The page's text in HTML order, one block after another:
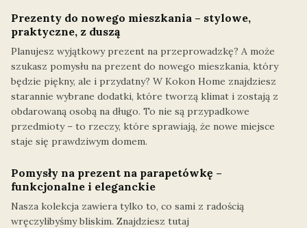
Prezenty do nowego mieszkania – stylowe,
praktyczne, z duszą
Planujesz wyjątkowy prezent na przeprowadzkę? A może
szukasz pomysłu na prezent do nowego mieszkania, który
będzie piękny, ale i przydatny? W Kokon Home znajdziesz
starannie wybrane dodatki, które tworzą klimat i zostają z
obdarowaną osobą na długo. To nie są przypadkowe
przedmioty – to rzeczy, które sprawiają, że nowe miejsce
staje się prawdziwym domem.
Pomysły na prezent na parapetówkę –
funkcjonalne i eleganckie
Nasza kolekcja zawiera tylko to, co sami z radością
wręczylibyśmy bliskim. Znajdziesz tutaj